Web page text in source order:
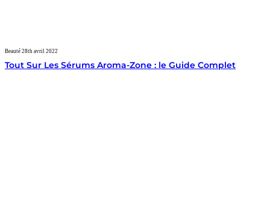
Beauté 28th avril 2022
Tout Sur Les Sérums Aroma-Zone : le Guide Complet